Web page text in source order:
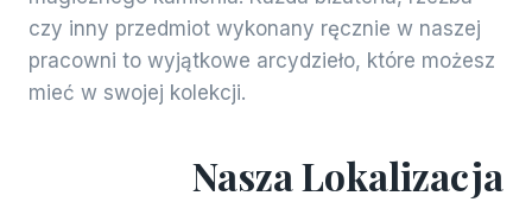
czy inny przedmiot wykonany ręcznie w naszej
pracowni to wyjątkowe arcydzieło, które możesz
mieć w swojej kolekcji.
Nasza Lokalizacja